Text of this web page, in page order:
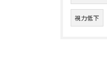
視力低下